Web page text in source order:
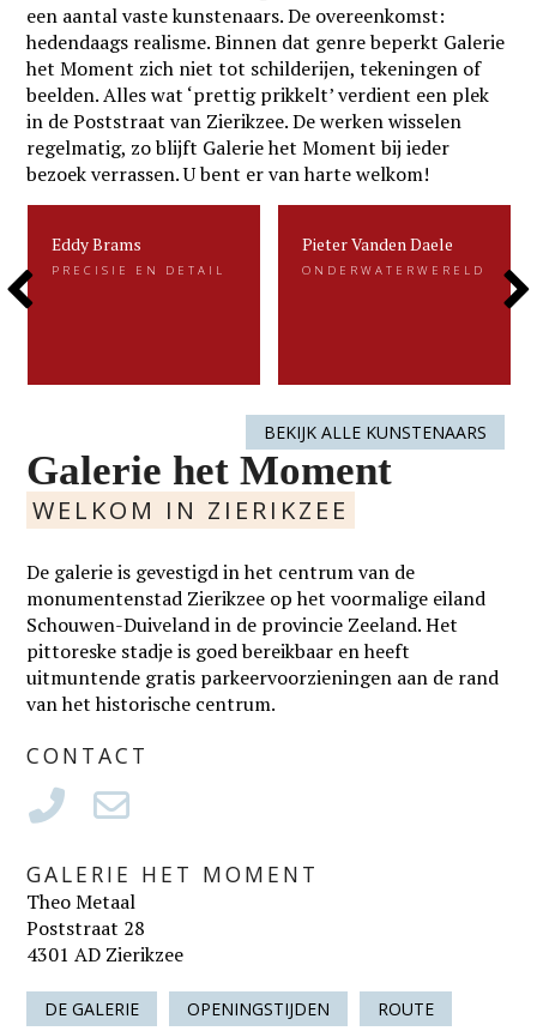
een aantal vaste kunstenaars. De overeenkomst:
hedendaags realisme. Binnen dat genre beperkt Galerie
het Moment zich niet tot schilderijen, tekeningen of
beelden. Alles wat ‘prettig prikkelt’ verdient een plek
in de Poststraat van Zierikzee. De werken wisselen
regelmatig, zo blijft Galerie het Moment bij ieder
bezoek verrassen. U bent er van harte welkom!
Eddy Brams
PRECISIE EN DETAIL
Pieter Vanden Daele
ONDERWATERWERELD
Pieter Vanden Daele
Next
BEKIJK ALLE KUNSTENAARS
Galerie het Moment
WELKOM IN ZIERIKZEE
De galerie is gevestigd in het centrum van de
monumentenstad Zierikzee op het voormalige eiland
Schouwen-Duiveland in de provincie Zeeland. Het
pittoreske stadje is goed bereikbaar en heeft
uitmuntende gratis parkeervoorzieningen aan de rand
van het historische centrum.
CONTACT
GALERIE HET MOMENT
Theo Metaal
Poststraat 28
4301 AD Zierikzee
DE GALERIE OPENINGSTIJDEN ROUTE